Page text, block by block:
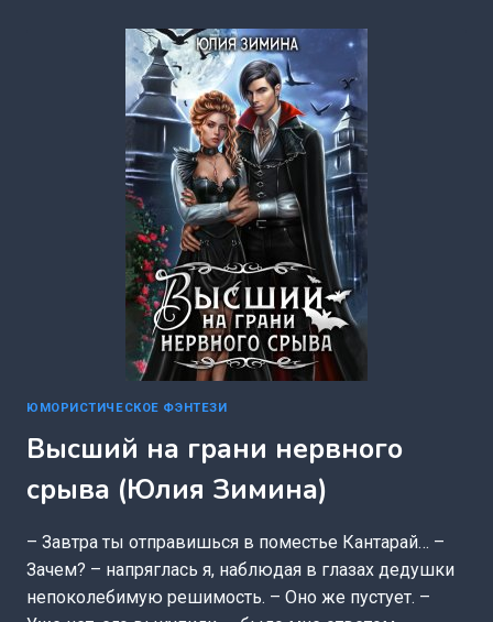
ТЯЖКИЕ
(ЮЛИЯ
ЗИМИНА)
ЮМОРИСТИЧЕСКОЕ ФЭНТЕЗИ
Высший на грани нервного
срыва (Юлия Зимина)
– Завтра ты отправишься в поместье Кантарай… –
Зачем? – напряглась я, наблюдая в глазах дедушки
непоколебимую решимость. – Оно же пустует. –